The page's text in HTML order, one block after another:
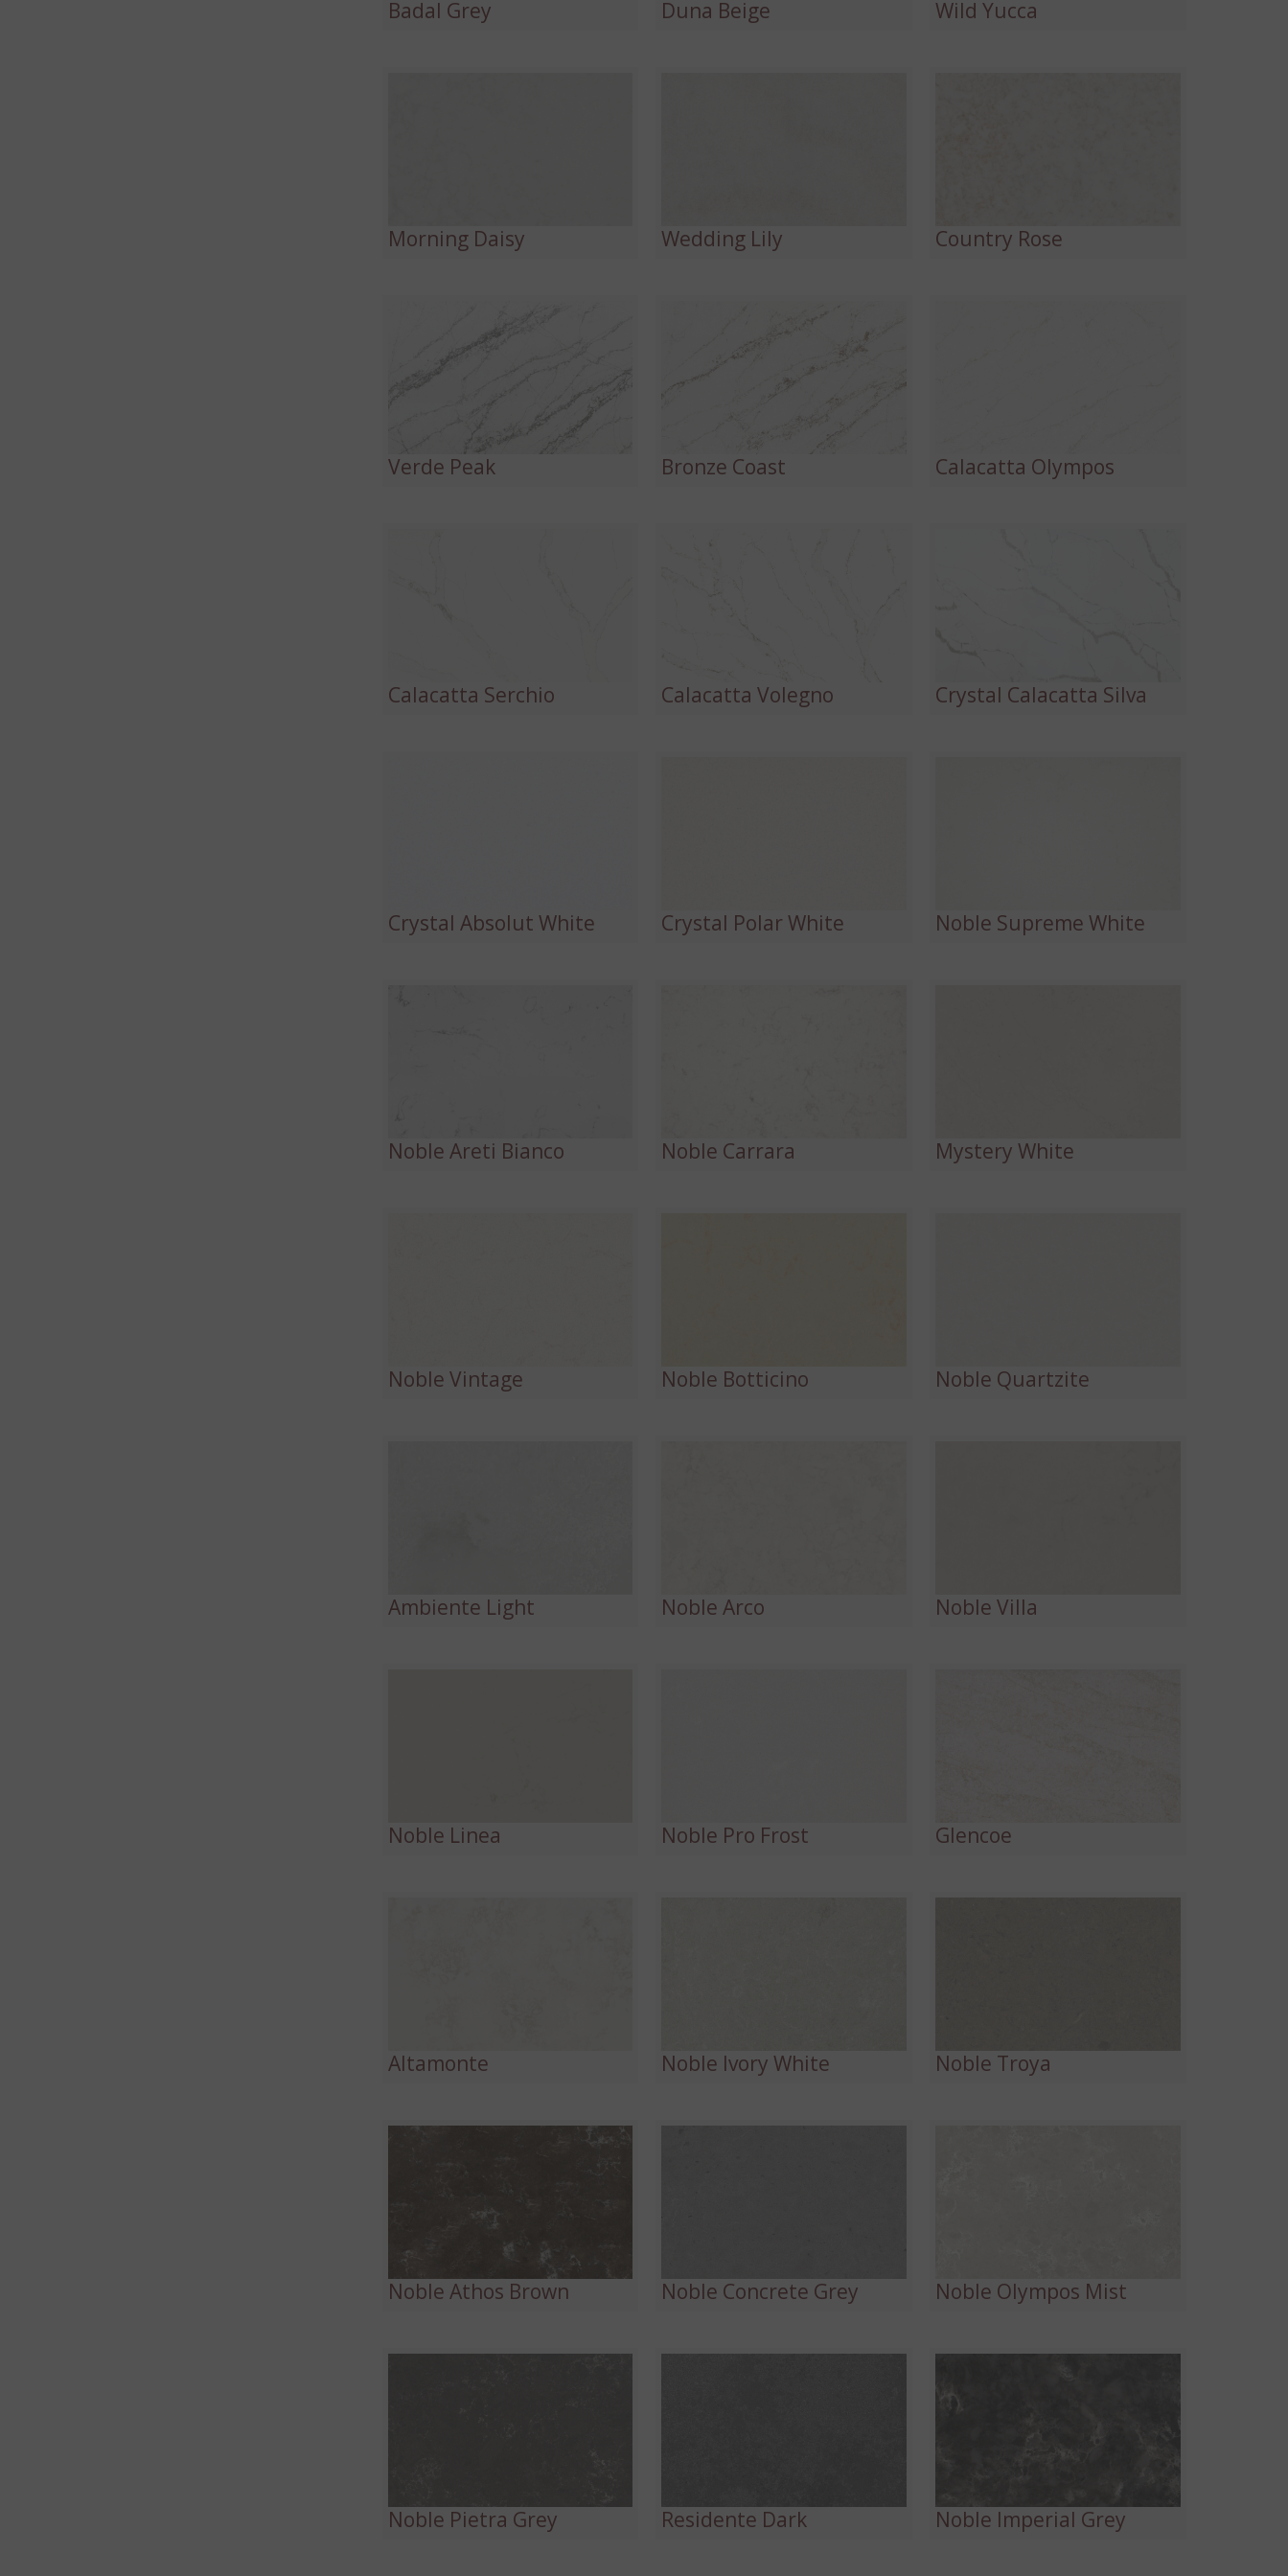
Badal Grey Duna Beige Wild Yucca
Morning Daisy Wedding Lily Country Rose
Verde Peak Bronze Coast Calacatta Olympos
Calacatta Serchio Calacatta Volegno Crystal Calacatta Silva
Crystal Absolut White Crystal Polar White Noble Supreme White
Noble Areti Bianco Noble Carrara Mystery White
Noble Vintage Noble Botticino Noble Quartzite
Ambiente Light Noble Arco Noble Villa
Noble Linea Noble Pro Frost Glencoe
Altamonte Noble Ivory White Noble Troya
Noble Athos Brown Noble Concrete Grey Noble Olympos Mist
Noble Pietra Grey Residente Dark Noble Imperial Grey